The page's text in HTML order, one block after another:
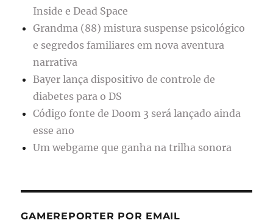
Inside e Dead Space
Grandma (88) mistura suspense psicológico
e segredos familiares em nova aventura
narrativa
Bayer lança dispositivo de controle de
diabetes para o DS
Código fonte de Doom 3 será lançado ainda
esse ano
Um webgame que ganha na trilha sonora
GAMEREPORTER POR EMAIL